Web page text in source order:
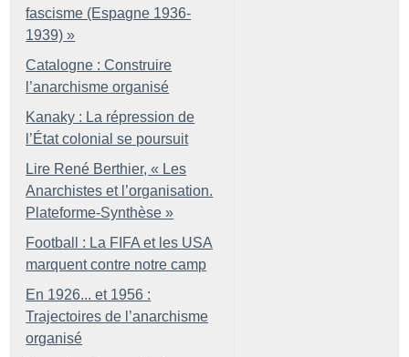
fascisme (Espagne 1936-
1939) »
Catalogne : Construire
l’anarchisme organisé
Kanaky : La répression de
l’État colonial se poursuit
Lire René Berthier, « Les
Anarchistes et l’organisation.
Plateforme-Synthèse »
Football : La FIFA et les USA
marquent contre notre camp
En 1926... et 1956 :
Trajectoires de l’anarchisme
organisé